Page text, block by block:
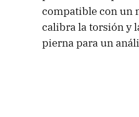
compatible con un
calibra la torsión y
pierna para un